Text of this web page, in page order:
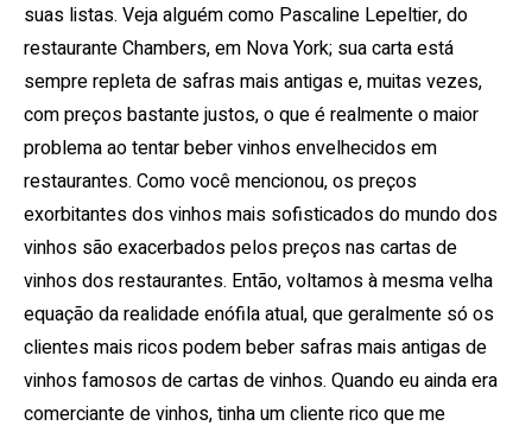
suas listas. Veja alguém como Pascaline Lepeltier, do
restaurante Chambers, em Nova York; sua carta está
sempre repleta de safras mais antigas e, muitas vezes,
com preços bastante justos, o que é realmente o maior
problema ao tentar beber vinhos envelhecidos em
restaurantes. Como você mencionou, os preços
exorbitantes dos vinhos mais sofisticados do mundo dos
vinhos são exacerbados pelos preços nas cartas de
vinhos dos restaurantes. Então, voltamos à mesma velha
equação da realidade enófila atual, que geralmente só os
clientes mais ricos podem beber safras mais antigas de
vinhos famosos de cartas de vinhos. Quando eu ainda era
comerciante de vinhos, tinha um cliente rico que me